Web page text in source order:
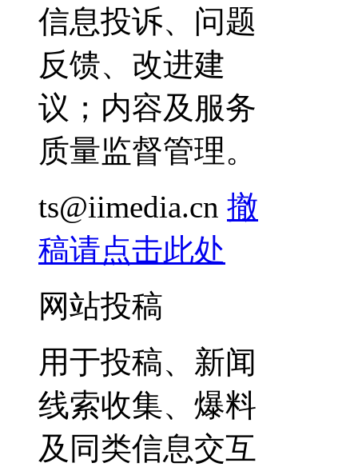
信息投诉、问题
反馈、改进建
议；内容及服务
质量监督管理。
ts@iimedia.cn 撤
稿请点击此处
网站投稿
用于投稿、新闻
线索收集、爆料
及同类信息交互